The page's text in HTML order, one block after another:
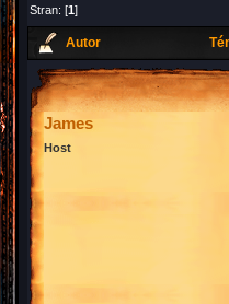
Stran: [1]
Autor
James
Host